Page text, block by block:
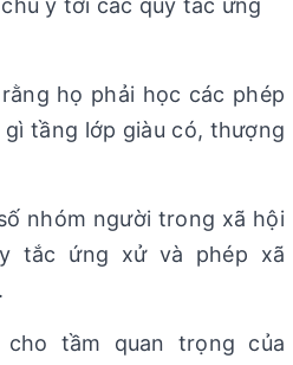
ý tới các quy tắc ứng
họ phải học các phép
tầng lớp giàu có, thượng
nhóm người trong xã hội
tắc ứng xử và phép xã
tầm quan trọng của